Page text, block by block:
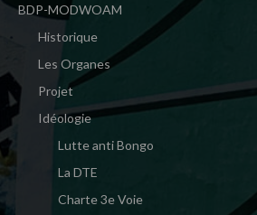
BDP-MODWOAM
Historique
Les Organes
Projet
Idéologie
Lutte anti Bongo
La DTE
Charte 3e Voie